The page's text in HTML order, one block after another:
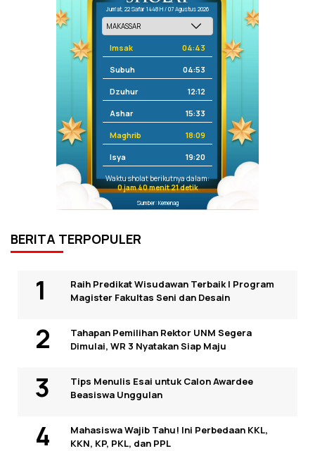
Jum'at, 22 Safar 1448 H / 07 Agustus 2026
Imsak 04:43
Subuh 04:53
Dzuhur 12:12
Ashar 15:33
Maghrib 18:09
Isya 19:20
Waktu sholat berikutnya dalam:
0 jam 40 menit 21 detik
Sumber: Kemenag
BERITA TERPOPULER
Raih Predikat Wisudawan Terbaik I Program
Magister Fakultas Seni dan Desain
Tahapan Pemilihan Rektor UNM Segera
Dimulai, WR 3 Nyatakan Siap Maju
Tips Menulis Esai untuk Calon Awardee
Beasiswa Unggulan
Mahasiswa Wajib Tahu! Ini Perbedaan KKL,
KKN, KP, PKL, dan PPL